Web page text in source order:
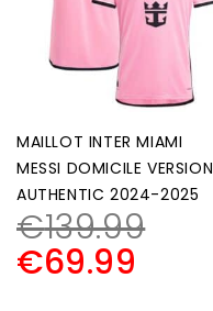
MAILLOT INTER MIAMI
MESSI DOMICILE VERSION
AUTHENTIC 2024-2025
€139.99
€69.99